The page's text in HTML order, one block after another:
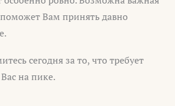
поможет Вам принять давно
сегодня за то, что требует
на пике.